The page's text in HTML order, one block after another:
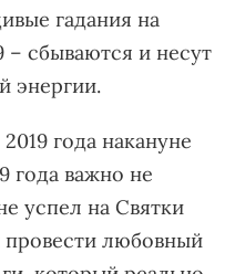
гадания на
– сбываются и несут
энергии.
года накануне
года важно не
успел на Святки
провести любовный